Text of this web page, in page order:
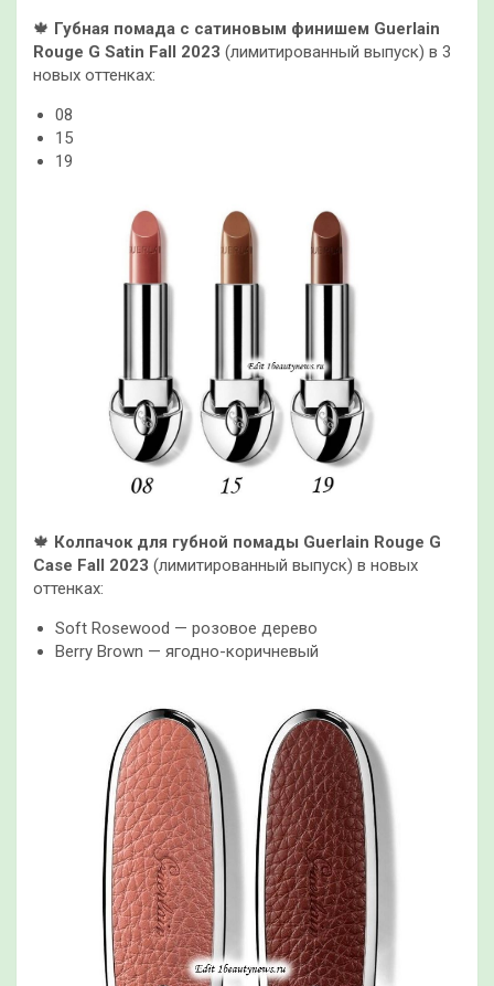
🍁 Губная помада с сатиновым финишем Guerlain
Rouge G Satin Fall 2023 (лимитированный выпуск) в 3
новых оттенках:
08
15
19
🍁 Колпачок для губной помады Guerlain Rouge G
Case Fall 2023 (лимитированный выпуск) в новых
оттенках:
Soft Rosewood — розовое дерево
Berry Brown — ягодно-коричневый